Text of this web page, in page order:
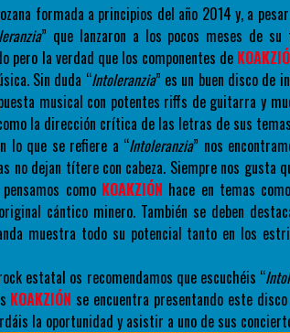
formada a principios del año 2014 y, a
” que lanzaron a los pocos meses de su
pero la verdad que los componentes de
Sin duda “Intoleranzia” es un buen disco de
musical con potentes riffs de guitarra y
la dirección crítica de las letras de sus
lo que se refiere a “Intoleranzia” nos
no dejan títere con cabeza. Siempre nos gusta
como KOAKZIÓN hace en temas
cántico minero. También se deben
muestra todo su potencial tanto en los
estatal os recomendamos que escuchéis “
KOAKZIÓN se encuentra presentando este
la oportunidad y asistir a uno de sus